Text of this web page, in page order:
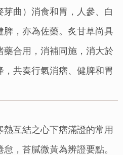
曲）消食和胃，人參、白
，亦為佐藥。炙甘草尚具
合用，消補同施，消大於
共奏行氣消痞、健脾和胃
互結之心下痞滿證的常用
，苔膩微黃為辨證要點。